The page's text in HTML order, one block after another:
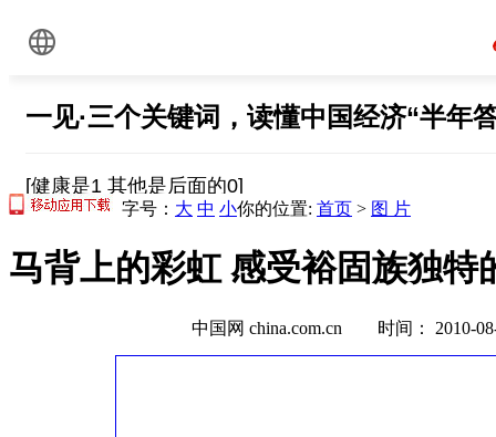
字号： 大 中 小你的位置: 首页 > 图 片
马背上的彩虹 感受裕固族独特
中国网 china.com.cn 时间：